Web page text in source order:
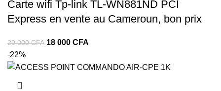
Carte wifi Tp-link TL-WN881ND PCI
Express en vente au Cameroun, bon prix
20 000CFA 18 000 CFA
-22%